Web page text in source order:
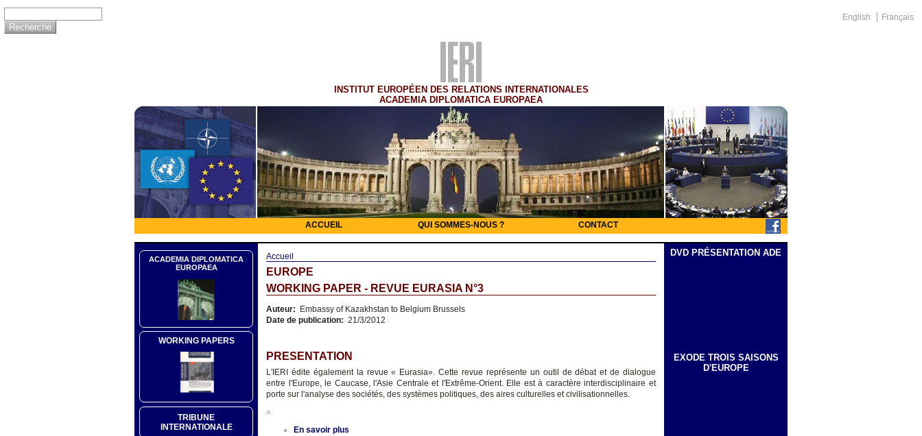
English Français
INSTITUT EUROPÉEN DES RELATIONS INTERNATIONALES
ACADEMIA DIPLOMATICA EUROPAEA
ACCUEIL QUI SOMMES-NOUS ? CONTACT
ACADEMIA DIPLOMATICA
EUROPAEA
WORKING PAPERS
TRIBUNE
INTERNATIONALE
Accueil
EUROPE
WORKING PAPER - REVUE EURASIA N°3
Auteur: Еmbassy of Kazakhstan to Belgium Brussels
Date de publication: 21/3/2012
PRESENTATION
L'IERI édite également la revue « Eurasia». Cette revue représente un outil de débat et de dialogue
entre l'Europe, le Caucase, l'Asie Centrale et l'Extrême-Orient. Elle est à caractère interdisciplinaire et
porte sur l'analyse des sociétés, des systèmes politiques, des aires culturelles et civilisationnelles.
»
En savoir plus
DVD PRÉSENTATION ADE
EXODE TROIS SAISONS
D'EUROPE